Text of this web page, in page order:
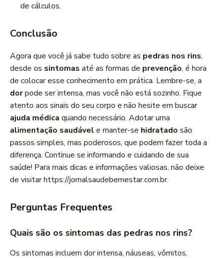
de cálculos.
Conclusão
Agora que você já sabe tudo sobre as pedras nos rins,
desde os sintomas até as formas de prevenção, é hora
de colocar esse conhecimento em prática. Lembre-se, a
dorpode ser intensa, mas você não está sozinho. Fique
atento aos sinais do seu corpo e não hesite em buscar
ajuda médica quando necessário. Adotar uma
alimentação saudável e manter-se hidratado são
passos simples, mas poderosos, que podem fazer toda a
diferença. Continue se informando e cuidando de sua
saúde! Para mais dicas e informações valiosas, não deixe
de visitar https://jornalsaudebemestar.com.br.
Perguntas Frequentes
Quais são os sintomas das pedras nos rins?
Os sintomas incluem dor intensa, náuseas, vômitos,